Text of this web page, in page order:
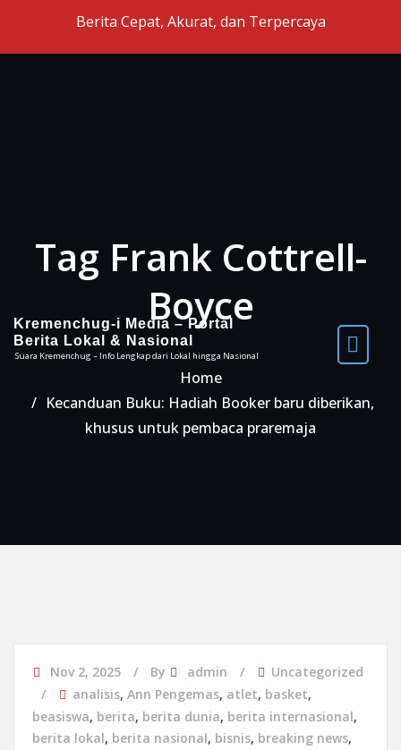
Skip to the contentBerita Cepat, Akurat, dan Terpercaya
Kremenchug-i Media – Portal
Berita Lokal & Nasional
Suara Kremenchug – Info Lengkap dari Lokal hingga Nasional
Tag Frank Cottrell-
Boyce
Home
Kecanduan Buku: Hadiah Booker baru diberikan,
khusus untuk pembaca praremaja
Nov 2, 2025 By admin
Uncategorized
analisis, Ann Pengemas, atlet, basket,
beasiswa, berita, berita dunia, berita internasional,
berita lokal, berita nasional, bisnis, breaking news,